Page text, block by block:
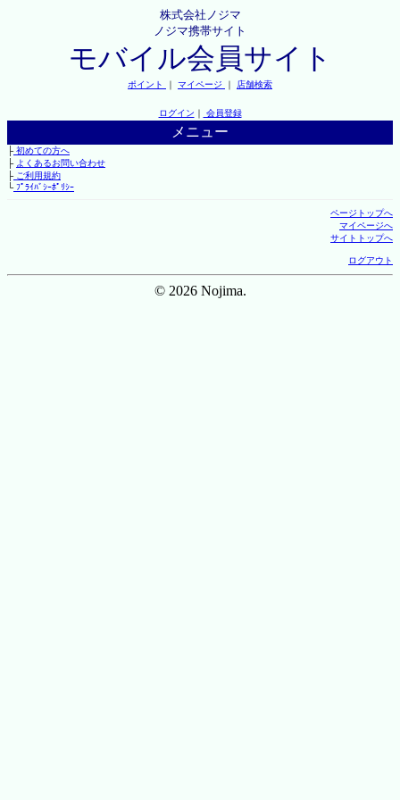
株式会社ノジマ
ノジマ携帯サイト
モバイル会員サイト
ポイント ｜ マイページ ｜ 店舗検索
ログイン ｜ 会員登録
メニュー
├初めての方へ
├ よくあるお問い合わせ
├ご利用規約
└ﾌﾟﾗｲﾊﾞｼｰﾎﾟﾘｼｰ
ページトップへ
マイページへ
サイトトップへ
ログアウト
© 2026 Nojima.